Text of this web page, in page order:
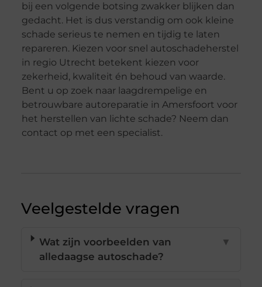
bij een volgende botsing zwakker blijken dan
gedacht. Het is dus verstandig om ook kleine
schade serieus te nemen en tijdig te laten
repareren. Kiezen voor snel autoschadeherstel
in regio Utrecht betekent kiezen voor
zekerheid, kwaliteit én behoud van waarde.
Bent u op zoek naar laagdrempelige en
betrouwbare autoreparatie in Amersfoort voor
het herstellen van lichte schade? Neem dan
contact op met een specialist.
Veelgestelde vragen
Wat zijn voorbeelden van
alledaagse autoschade?
▼